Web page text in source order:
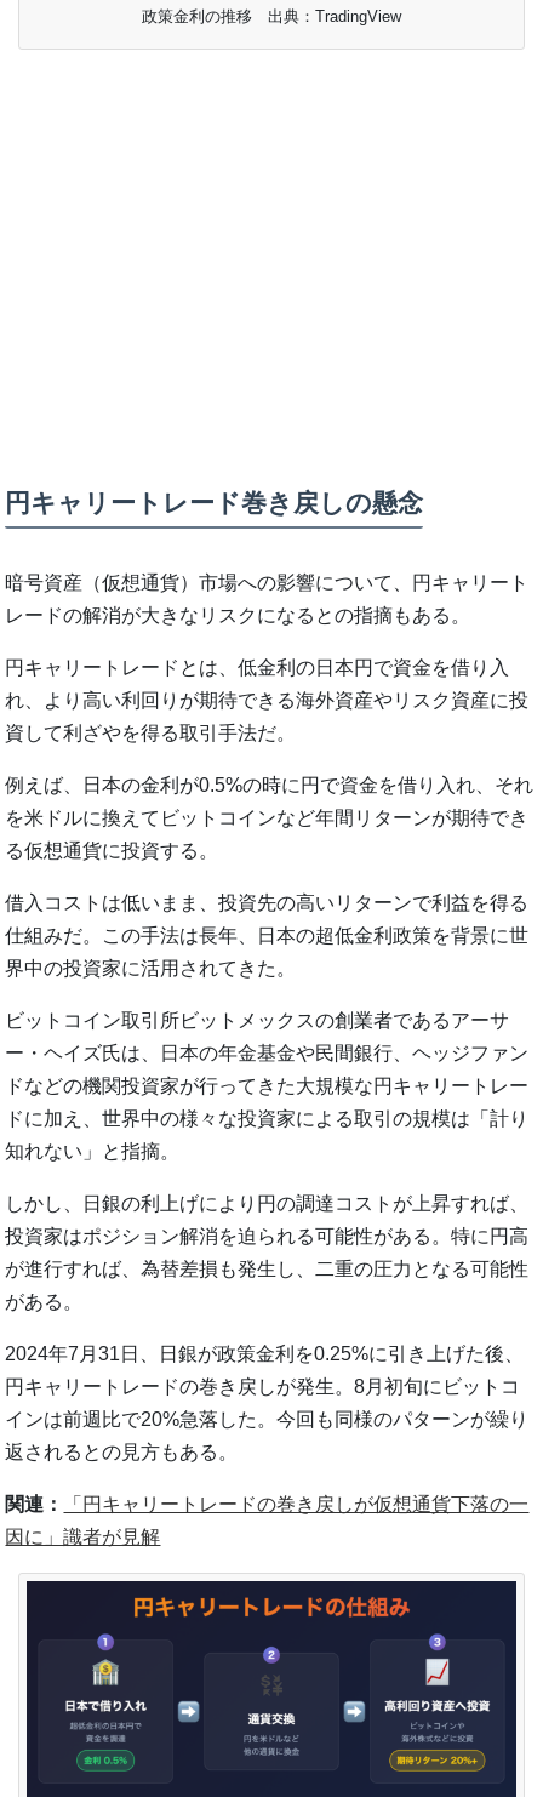
政策金利の推移 出典：TradingView
円キャリートレード巻き戻しの懸念
暗号資産（仮想通貨）市場への影響について、円キャリート
レードの解消が大きなリスクになるとの指摘もある。
円キャリートレードとは、低金利の日本円で資金を借り入
れ、より高い利回りが期待できる海外資産やリスク資産に投
資して利ざやを得る取引手法だ。
例えば、日本の金利が0.5%の時に円で資金を借り入れ、それ
を米ドルに換えてビットコインなど年間リターンが期待でき
る仮想通貨に投資する。
借入コストは低いまま、投資先の高いリターンで利益を得る
仕組みだ。この手法は長年、日本の超低金利政策を背景に世
界中の投資家に活用されてきた。
ビットコイン取引所ビットメックスの創業者であるアーサ
ー・ヘイズ氏は、日本の年金基金や民間銀行、ヘッジファン
ドなどの機関投資家が行ってきた大規模な円キャリートレー
ドに加え、世界中の様々な投資家による取引の規模は「計り
知れない」と指摘。
しかし、日銀の利上げにより円の調達コストが上昇すれば、
投資家はポジション解消を迫られる可能性がある。特に円高
が進行すれば、為替差損も発生し、二重の圧力となる可能性
がある。
2024年7月31日、日銀が政策金利を0.25%に引き上げた後、
円キャリートレードの巻き戻しが発生。8月初旬にビットコ
インは前週比で20%急落した。今回も同様のパターンが繰り
返されるとの見方もある。
関連：
「円キャリートレードの巻き戻しが仮想通貨下落の一
因に」識者が見解